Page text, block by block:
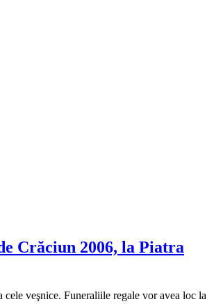
Crăciun 2006, la Piatra
veşnice. Funeraliile regale vor avea loc la